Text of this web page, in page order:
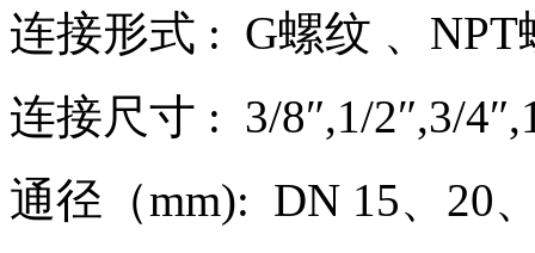
连接形式 : G螺纹 、
连接尺寸 : 3/8″,1/2″,3/
通径（mm): DN 15、20